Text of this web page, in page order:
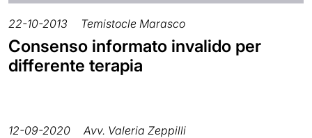
22-10-2013 Temistocle Marasco
Consenso informato invalido per
differente terapia
12-09-2020 Avv. Valeria Zeppilli